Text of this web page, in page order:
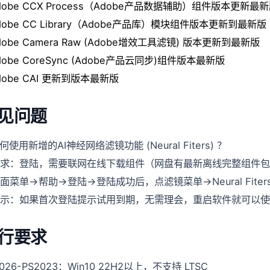
CCX Process（Adobe产品数据辅助）组件版本更新最
CC Library（Adobe产品库）模块组件版本更新到最新版
Camera Raw (Adobe增效工具滤镜) 版本更新到最新版
CoreSync (Adobe产品云同步)组件版本最新版
CAI 更新到版本最新版
问题
使用新增的AI神经网络滤镜功能 (Neural Fiters) ？
：登陆，需要联网在线下载组件（网盘有最新离线完整组件包
菜单->帮助->登陆->登陆成功后，点滤镜菜单->Neural
：如果首次登陆提示试用到期，无需理会，重启软件就可以
要求
PS2023：Win10 22H2以上，不支持 LTSC